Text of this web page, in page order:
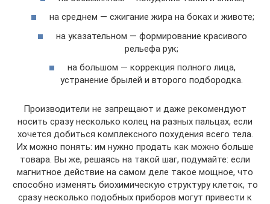
на среднем — сжигание жира на боках и животе;
на указательном — формирование красивого
рельефа рук;
на большом — коррекция полного лица,
устранение брылей и второго подбородка.
Производители не запрещают и даже рекомендуют
носить сразу несколько колец на разных пальцах, если
хочется добиться комплексного похудения всего тела.
Их можно понять: им нужно продать как можно больше
товара. Вы же, решаясь на такой шаг, подумайте: если
магнитное действие на самом деле такое мощное, что
способно изменять биохимическую структуру клеток, то
сразу несколько подобных приборов могут привести к